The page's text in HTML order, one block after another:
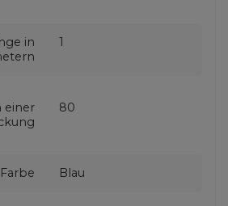
in
1
einer
80
Farbe Blau